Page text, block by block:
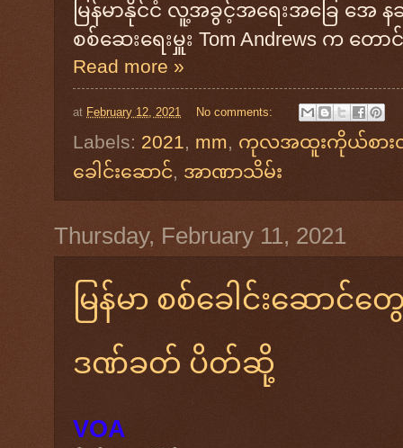
မြန်မာနိုင်ငံ လူ့အခွင့်အရေးအခြေ အေ
စစ်ဆေးရေးမှူး Tom Andrews က တ
Read more »
at February 12, 2021 No comments:
Labels: 2021, mm, ကုလအထူးကိုယ်စာ
ခေါင်းဆောင်, အာဏာသိမ်း
Thursday, February 11, 2021
မြန်မာ စစ်ခေါင်းဆော
ဒဏ်ခတ် ပိတ်ဆို့
VOA